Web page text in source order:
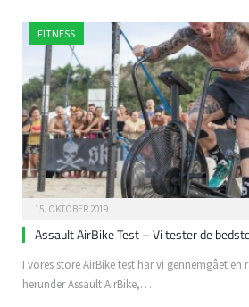
FITNESS
15. OKTOBER 2019
Assault AirBike Test – Vi tester de
I vores store AirBike test har vi gennemgået
herunder Assault AirBike,…